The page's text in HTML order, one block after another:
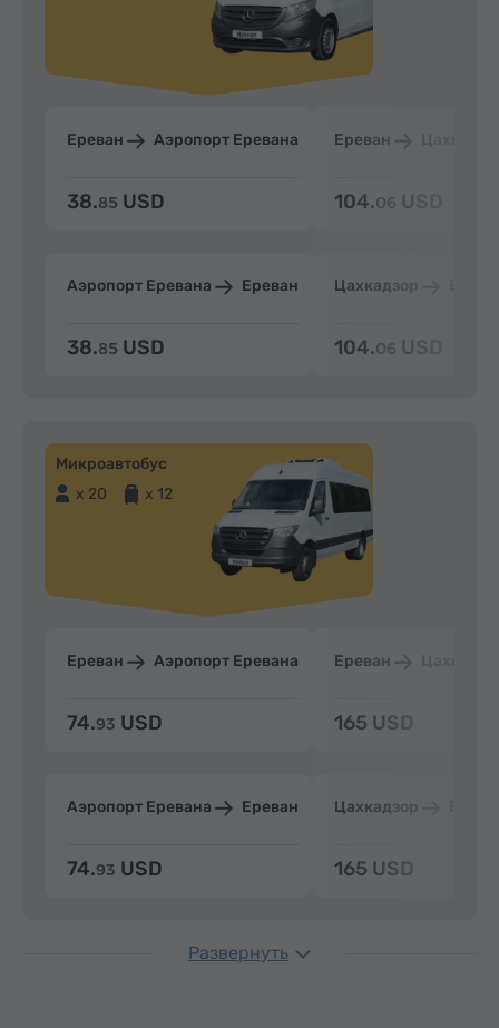
Ереван Аэропорт Еревана
38.85 USD
Аэропорт Еревана Ереван
38.85 USD
Ереван
104.06 USD
Цахкадзор
104.06 USD
Микроавтобус
x 20
x 12
Ереван Аэропорт Еревана
74.93 USD
Аэропорт Еревана Ереван
74.93 USD
Ереван
165 USD
Цахкадзор
165 USD
Развернуть